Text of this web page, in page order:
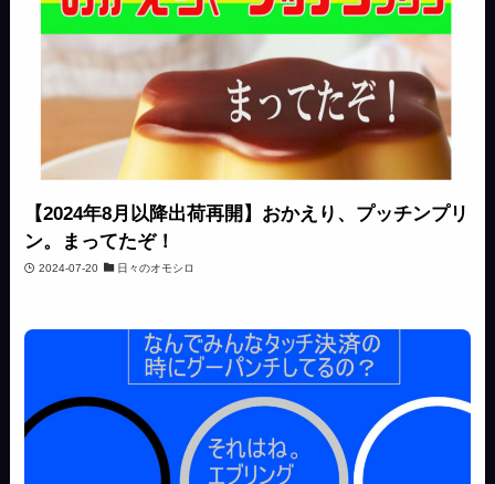
【2024年8月以降出荷再開】おかえり、プッチンプリ
ン。まってたぞ！
2024-07-20 日々のオモシロ